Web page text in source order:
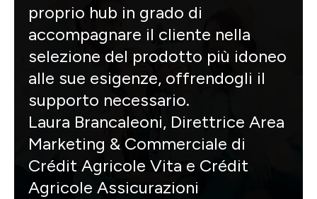
proprio hub in grado di
accompagnare il cliente nella
selezione del prodotto più idoneo
alle sue esigenze, offrendogli il
supporto necessario.
Laura Brancaleoni, Direttrice Area
Marketing & Commerciale di
Crédit Agricole Vita e Crédit
Agricole Assicurazioni